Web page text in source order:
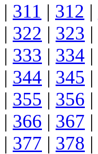
| 311 | 312 |
| 322 | 323 |
| 333 | 334 |
| 344 | 345 |
| 355 | 356 |
| 366 | 367 |
| 377 | 378 |